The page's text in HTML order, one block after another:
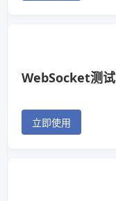
WebSocket测试
立即使用